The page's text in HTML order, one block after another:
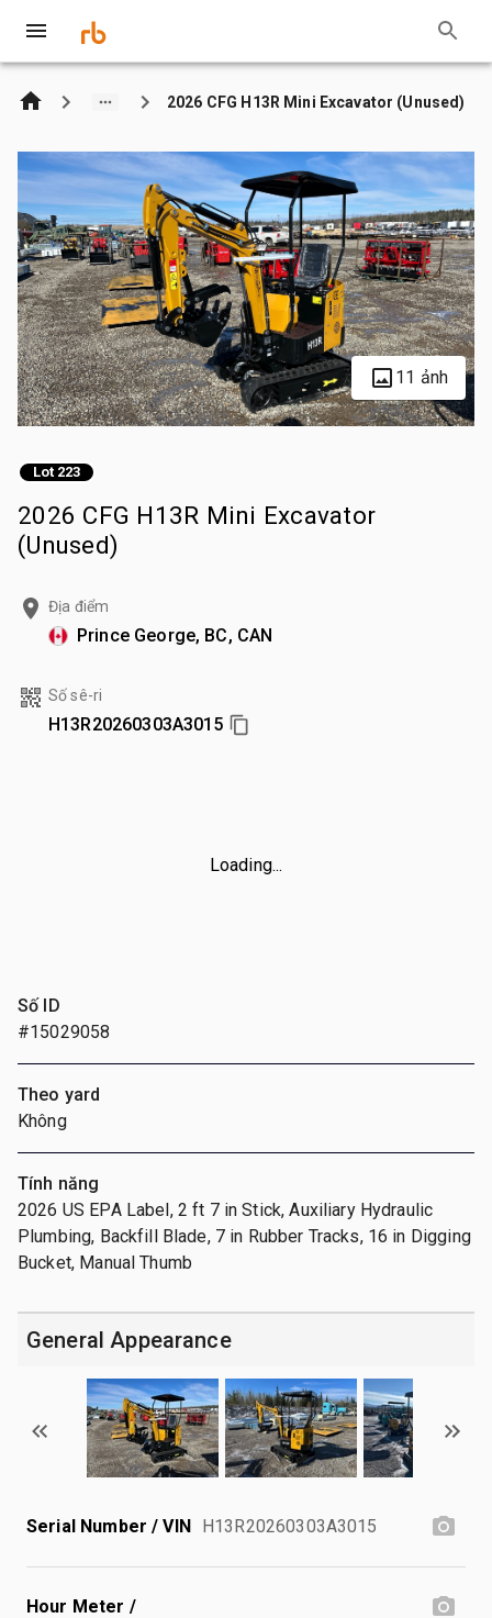
2026 CFG H13R Mini Excavator (Unused)
11 ảnh
Lot 223
2026 CFG H13R Mini Excavator
(Unused)
Địa điểm
Prince George, BC, CAN
Số sê-ri
H13R20260303A3015
Loading...
Số ID
#15029058
Theo yard
Không
Tính năng
2026 US EPA Label, 2 ft 7 in Stick, Auxiliary Hydraulic
Plumbing, Backfill Blade, 7 in Rubber Tracks, 16 in Digging
Bucket, Manual Thumb
General Appearance
Serial Number / VIN H13R20260303A3015
Hour Meter /